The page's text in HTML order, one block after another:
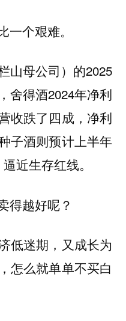
个艰难。
山母公司）的2025
舍得酒2024年净利
收跌了四成，净利
子酒则预计上半年
近生存红线。
得越好呢？
低迷期，又成长为
怎么就单单不买白